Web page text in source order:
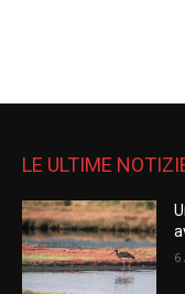
LE ULTIME
6